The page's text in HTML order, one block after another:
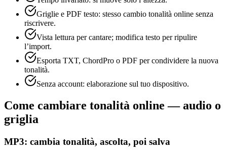
Griglie e PDF testo: stesso cambio tonalità online senza
riscrivere.
Vista lettura per cantare; modifica testo per ripulire
l’import.
Esporta TXT, ChordPro o PDF per condividere la nuova
tonalità.
Senza account: elaborazione sul tuo dispositivo.
Come cambiare tonalità online — audio o
griglia
MP3: cambia tonalità, ascolta, poi salva